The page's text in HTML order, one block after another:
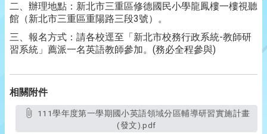
二、辦理地點：新北市三重區修德國民小學龍鳳樓一樓視聽
館（新北市三重區重陽路三段3號）。
三、報名方式：請各校逕至「新北市校務行政系統-教師研
習系統」薦派一名英語教師參加。(務必全程參與)
相關附件
(發文).pdf